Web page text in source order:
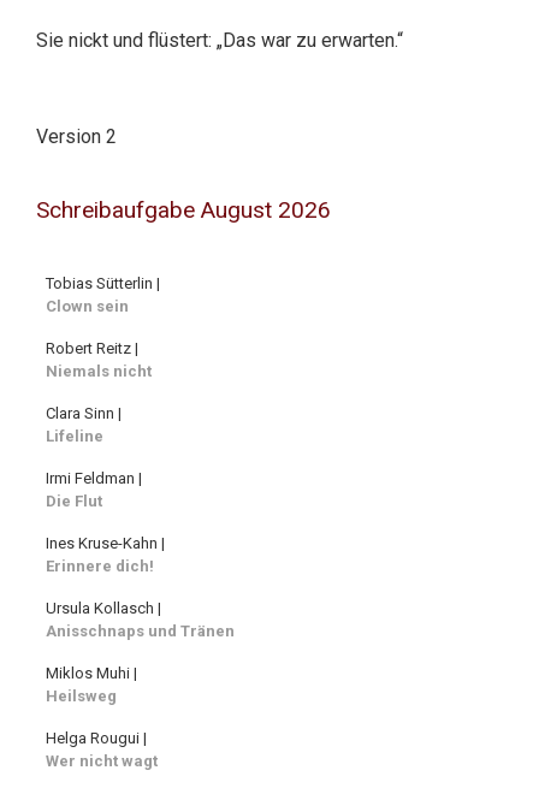
Sie nickt und flüstert: „Das war zu erwarten.“
Version 2
Schreibaufgabe August 2026
Tobias Sütterlin |
Clown sein
Robert Reitz |
Niemals nicht
Clara Sinn |
Lifeline
Irmi Feldman |
Die Flut
Ines Kruse-Kahn |
Erinnere dich!
Ursula Kollasch |
Anisschnaps und Tränen
Miklos Muhi |
Heilsweg
Helga Rougui |
Wer nicht wagt